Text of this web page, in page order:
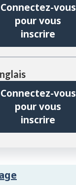
Connectez-vous
pour vous
inscrire
Connectez-vous
pour vous
inscrire